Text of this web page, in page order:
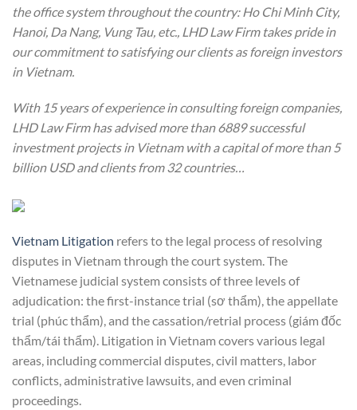
the office system throughout the country: Ho Chi Minh City,
Hanoi, Da Nang, Vung Tau, etc., LHD Law Firm takes pride in
our commitment to satisfying our clients as foreign investors
in Vietnam.
With 15 years of experience in consulting foreign companies,
LHD Law Firm has advised more than 6889 successful
investment projects in Vietnam with a capital of more than 5
billion USD and clients from 32 countries…
Vietnam Litigation refers to the legal process of resolving
disputes in Vietnam through the court system. The
Vietnamese judicial system consists of three levels of
adjudication: the first-instance trial (sơ thẩm), the appellate
trial (phúc thẩm), and the cassation/retrial process (giám đốc
thẩm/tái thẩm). Litigation in Vietnam covers various legal
areas, including commercial disputes, civil matters, labor
conflicts, administrative lawsuits, and even criminal
proceedings.